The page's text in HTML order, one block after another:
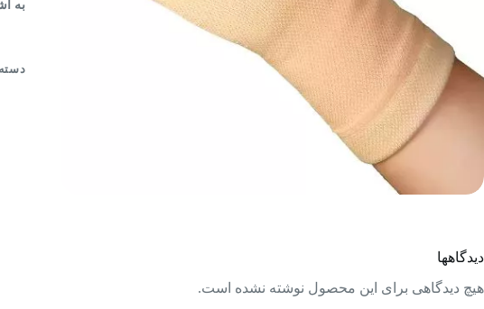
به
دیدگاهها
هیچ دیدگاهی برای این محصول نوشته نشده است.